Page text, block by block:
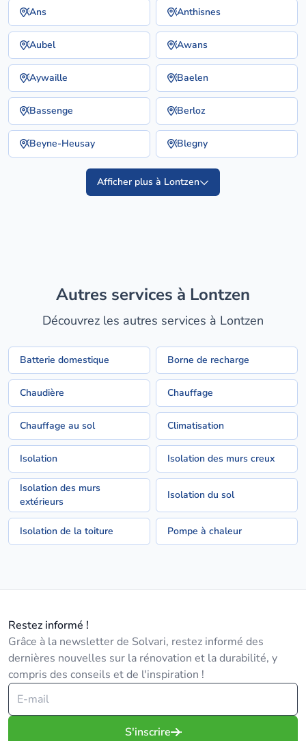
Ans Anthisnes
Aubel Awans
Aywaille Baelen
Bassenge Berloz
Beyne-Heusay Blegny
Afficher plus à Lontzen
Autres services à Lontzen
Découvrez les autres services à Lontzen
Batterie domestique Borne de recharge
Chaudière Chauffage
Chauffage au sol Climatisation
Isolation Isolation des murs creux
Isolation des murs
extérieurs
Isolation du sol
Isolation de la toiture Pompe à chaleur
Restez informé !
Grâce à la newsletter de Solvari, restez informé des
dernières nouvelles sur la rénovation et la durabilité, y
compris des conseils et de l'inspiration !
S'inscrire